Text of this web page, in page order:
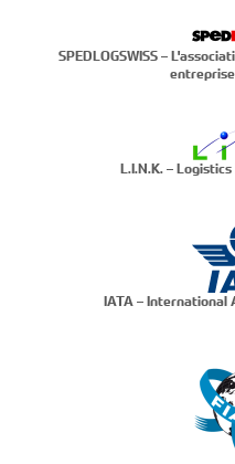
SPEDLOGSWISS –
L.I.N.K. –
IATA – International